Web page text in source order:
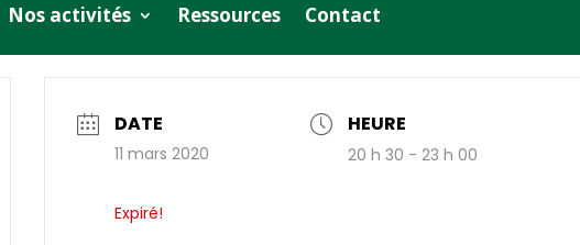
Nos activités Ressources Contact
DATE
11 mars 2020
Expiré!
HEURE
20 h 30 - 23 h 00